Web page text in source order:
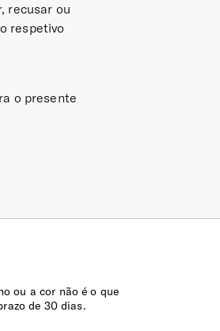
recusar ou
respetivo
o presente
ou a cor não é o que
de 30 dias.